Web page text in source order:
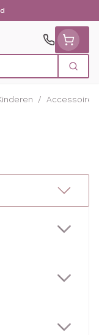
Zoek
/ Accessoires